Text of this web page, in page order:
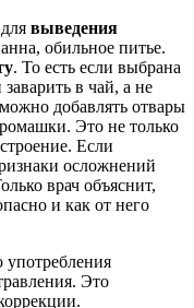
выведения
обильное питье.
. То есть если выбрана
в чай, а не
добавлять отвары
Это не только
Если
осложнений
врач объяснит,
и как от него
Это